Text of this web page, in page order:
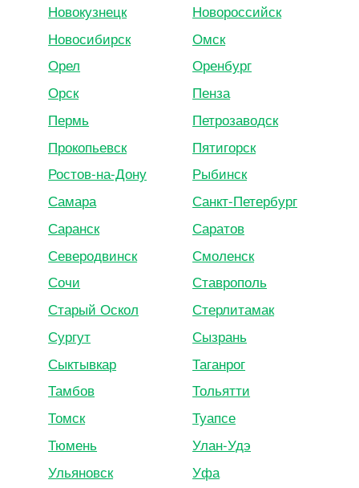
Новокузнецк
Новороссийск
Новосибирск
Омск
Орел
Оренбург
Орск
Пенза
Пермь
Петрозаводск
Прокопьевск
Пятигорск
Ростов-на-Дону
Рыбинск
Самара
Санкт-Петербург
Саранск
Саратов
Северодвинск
Смоленск
Сочи
Ставрополь
Старый Оскол
Стерлитамак
Сургут
Сызрань
Сыктывкар
Таганрог
Тамбов
Тольятти
Томск
Туапсе
Тюмень
Улан-Удэ
Ульяновск
Уфа